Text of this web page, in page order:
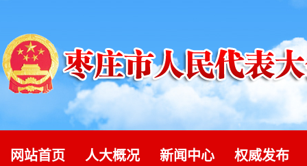
网站首页 人大概况 新闻中心 权威发布